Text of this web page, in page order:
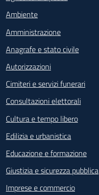
Ambiente
Amministrazione
Anagrafe e stato civile
Autorizzazioni
Cimiteri e servizi funerari
Consultazioni elettorali
Cultura e tempo libero
Edilizia e urbanistica
Educazione e formazione
Giustizia e sicurezza pubblica
Imprese e commercio